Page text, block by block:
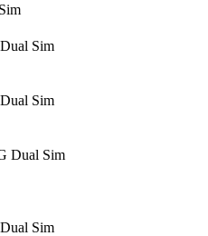
Sim
Sim
Dual Sim
Sim